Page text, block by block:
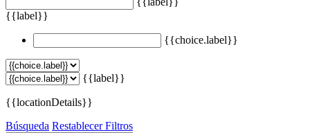
{{label}}
{{choice.label}}
{{label}}
{{locationDetails}}
Búsqueda Restablecer Filtros